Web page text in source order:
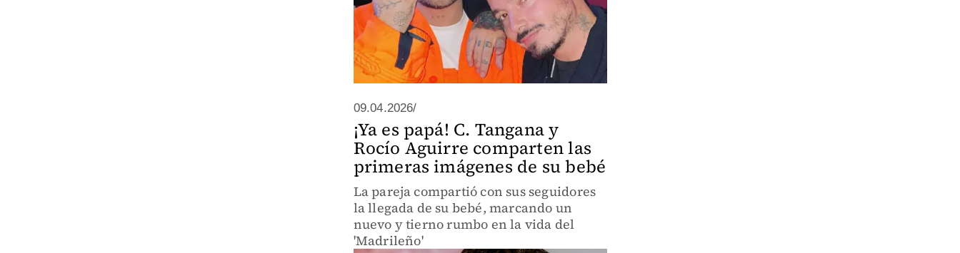
09.04.2026/
¡Ya es papá! C. Tangana y
Rocío Aguirre comparten las
primeras imágenes de su bebé
La pareja compartió con sus seguidores
la llegada de su bebé, marcando un
nuevo y tierno rumbo en la vida del
'Madrileño'